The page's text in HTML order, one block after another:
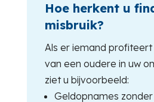
Hoe herkent u
misbruik?
Als er iemand
van een oudere in uw
ziet u bijvoorbeeld:
Geldopnames zonder